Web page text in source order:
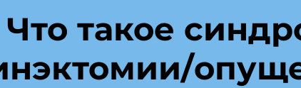
Что такое